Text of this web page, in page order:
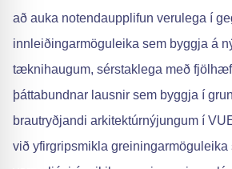
að auka notendaupplifun verulega í
innleiðingarmöguleika sem byggja á
tæknihaugum, sérstaklega með
þáttabundnar lausnir sem byggja í
brautryðjandi arkitektúrnýjungum í
við yfirgripsmikla greiningarmöguleika